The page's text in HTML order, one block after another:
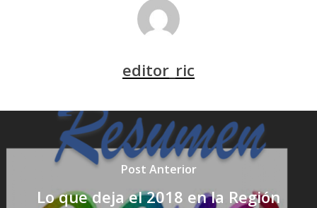
editor_ric
Post Anterior
Lo que deja el 2018 en la Región